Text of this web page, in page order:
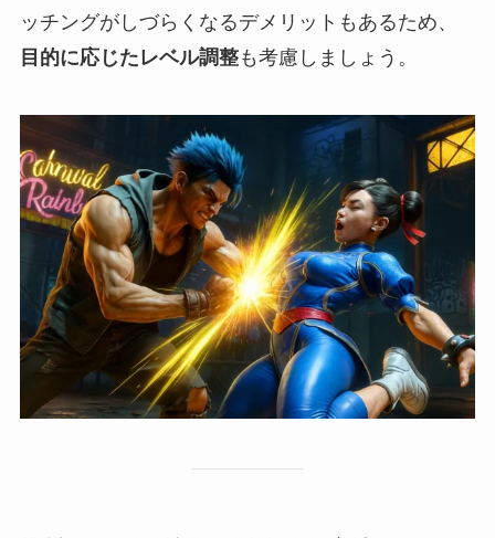
ッチングがしづらくなるデメリットもあるため、
目的に応じたレベル調整も考慮しましょう。